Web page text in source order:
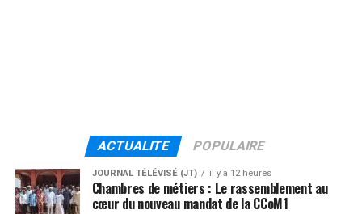
ACTUALITE POPULAIRE
JOURNAL TÉLÉVISÉ (JT) il y a 12 heures
Chambres de métiers : Le rassemblement au
cœur du nouveau mandat de la CCoM1